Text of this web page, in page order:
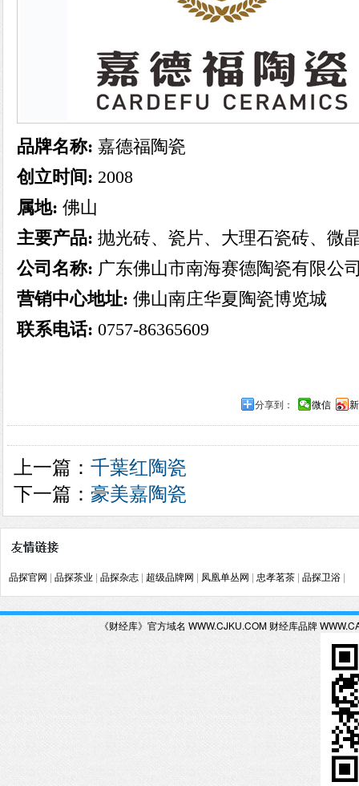
品牌名称: 嘉德福陶瓷
创立时间: 2008
属地: 佛山
主要产品: 抛光砖、瓷片、大理石瓷砖、微
公司名称: 广东佛山市南海赛德陶瓷有限公
营销中心地址: 佛山南庄华夏陶瓷博览城
联系电话: 0757-86365609
分享到： 微信
上一篇： 千葉红陶瓷
下一篇： 豪美嘉陶瓷
品探官网 品探茶业 品探杂志 超级品牌网 凤凰单丛网 忠孝茗茶 品探卫浴
《财经库》官方域名 WWW.CJKU.COM 财经库品牌